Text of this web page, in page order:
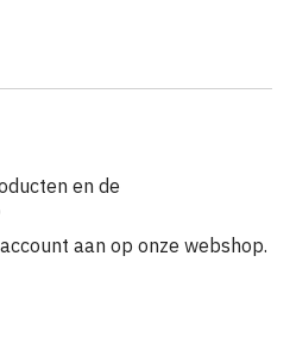
en de
aan op onze webshop.